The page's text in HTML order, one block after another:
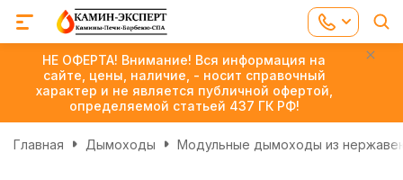
НЕ ОФЕРТА! Внимание! Вся информация на
сайте, цены, наличие, - носит справочный
характер и не является публичной офертой,
определяемой статьей 437 ГК РФ!
Главная Дымоходы Модульные дымоходы из